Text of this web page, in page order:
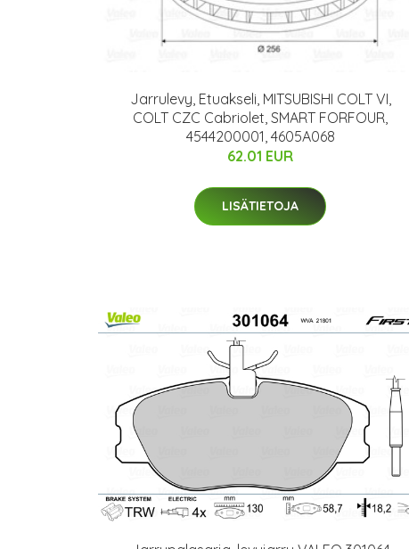
Jarrulevy, Etuakseli, MITSUBISHI COLT VI,
COLT CZC Cabriolet, SMART FORFOUR,
4544200001, 4605A068
62.01 EUR
LISÄTIETOJA